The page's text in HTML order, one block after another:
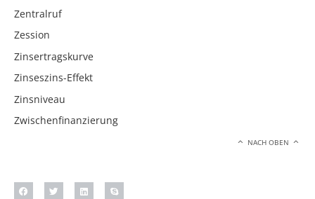
Zentralruf
Zession
Zinsertragskurve
Zinseszins-Effekt
Zinsniveau
Zwischenfinanzierung
NACH OBEN